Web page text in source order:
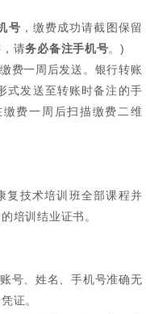
号 ，缴费成功请截图保留
请务必备注手机号。)
费一周后发送。银行转账
式发送至转账时备注的手
费一周后扫描缴费二维
复技术培训班全部课程并
培训结业证书。
号、姓名、手机号准确无
证。